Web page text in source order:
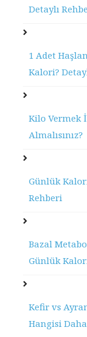
Detaylı
1 Adet
Kalori?
Kilo Vermek
Almalısınız?
Günlük
Rehberi
Bazal
Günlük
Kefir vs
Hangisi